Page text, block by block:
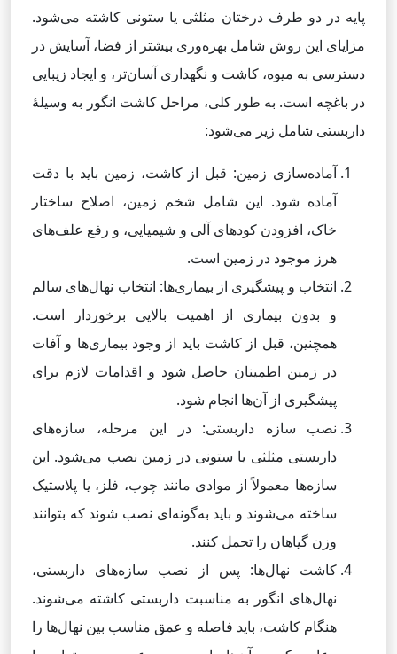
پایه در دو طرف درختان مثلثی یا ستونی کاشته می‌شود.
مزایای این روش شامل بهره‌وری بیشتر از فضا، آسایش در
دسترسی به میوه، کاشت و نگهداری آسان‌تر، و ایجاد زیبایی
در باغچه است. به طور کلی، مراحل کاشت انگور به وسیلهٔ
داربستی شامل زیر می‌شود:
آماده‌سازی زمین: قبل از کاشت، زمین باید با دقت
آماده شود. این شامل شخم زمین، اصلاح ساختار
خاک، افزودن کودهای آلی و شیمیایی، و رفع علف‌های
هرز موجود در زمین است.
انتخاب و پیشگیری از بیماری‌ها: انتخاب نهال‌های سالم
و بدون بیماری از اهمیت بالایی برخوردار است.
همچنین، قبل از کاشت باید از وجود بیماری‌ها و آفات
در زمین اطمینان حاصل شود و اقدامات لازم برای
پیشگیری از آن‌ها انجام شود.
نصب سازه داربستی: در این مرحله، سازه‌های
داربستی مثلثی یا ستونی در زمین نصب می‌شود. این
سازه‌ها معمولاً از موادی مانند چوب، فلز، یا پلاستیک
ساخته می‌شوند و باید به‌گونه‌ای نصب شوند که بتوانند
وزن گیاهان را تحمل کنند.
کاشت نهال‌ها: پس از نصب سازه‌های داربستی،
نهال‌های انگور به مناسبت داربستی کاشته می‌شوند.
هنگام کاشت، باید فاصله و عمق مناسب بین نهال‌ها را